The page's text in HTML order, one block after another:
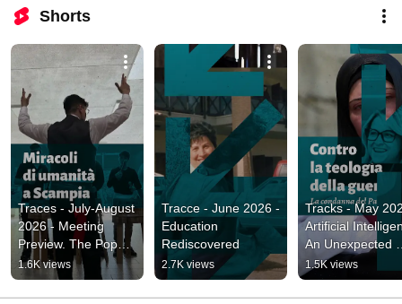
Shorts
Traces - July-August
2026 - Meeting
Preview. The Pope's
gift
1.6K views
Tracce - June 2026 -
Education
Rediscovered
2.7K views
Tracks - May
Artificial
An Unexpected
Event Is the Only
Hope
1.5K views